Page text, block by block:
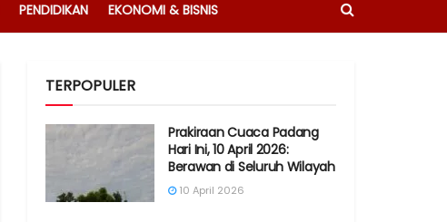
PENDIDIKAN EKONOMI & BISNIS
TERPOPULER
Prakiraan Cuaca Padang
Hari Ini, 10 April 2026:
Berawan di Seluruh Wilayah
10 April 2026